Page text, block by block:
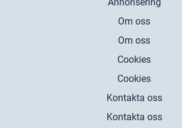
Om oss
Om oss
Cookies
Cookies
Kontakta oss
Kontakta oss